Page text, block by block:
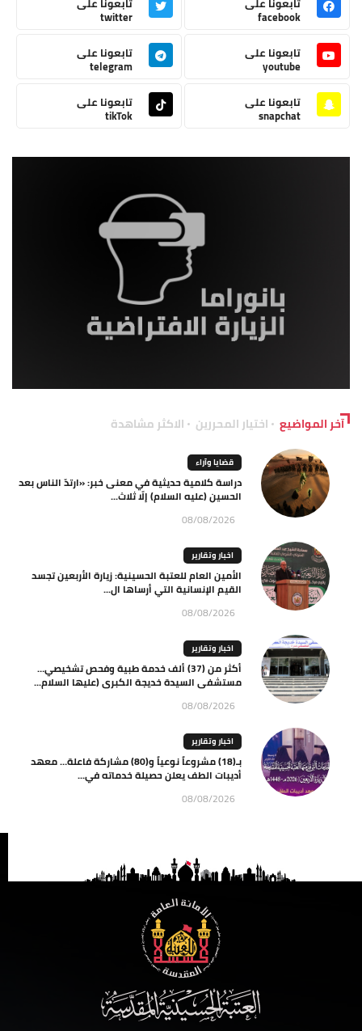
facebook
twitter
تابعونا على
youtube
تابعونا على
telegram
تابعونا على
snapchat
تابعونا على
tikTok
آخر المواضيع اختيار المحررين الاكثر مشاهدة
قضايا وآراء
دراسة كلامية حديثية في معنى خبر: «ارتدّ الناس بعد
الحسين (عليه السلام) إلّا ثلاث...
08/08/2026
اخبار وتقارير
الأمين العام للعتبة الحسينية: زيارة الأربعين تجسد
القيم الإنسانية التي أرساها ال...
08/08/2026
اخبار وتقارير
أكثر من (37) ألف خدمة طبية وفحص تشخيصي…
مستشفى السيدة خديجة الكبرى (عليها السلام...
08/08/2026
اخبار وتقارير
بـ(18) مشروعاً نوعياً و(80) مشاركة فاعلة… معهد
أديبات الطف يعلن حصيلة خدماته في...
08/08/2026